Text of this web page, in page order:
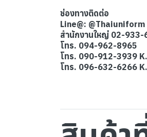
ช่องทางติดต่อ
Line@: @Thaiuniform
สำนักงานใหญ่ 02-933-
โทร. 094-962-8965
โทร. 090-912-3939
โทร. 096-632-6266